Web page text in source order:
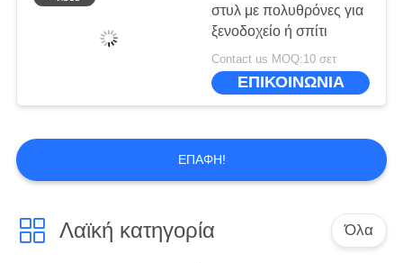
ΣΧΕΤΙΚΆ
ΕΠΙΣΚΕΨΉ
ΕΡΓΟΣΤΑΣΊΟΥ
ΈΛΕΓΧΟΣ
ΠΟΙΌΤΗΤΑΣ
στυλ με πολυθρόνες για
ξενοδοχείο ή σπίτι
Contact us MOQ:10 σετ
ΕΠΙΚΟΙΝΩΝΙΑ
ΕΠΑΦΉ!
Λαϊκή κατηγορία Όλα